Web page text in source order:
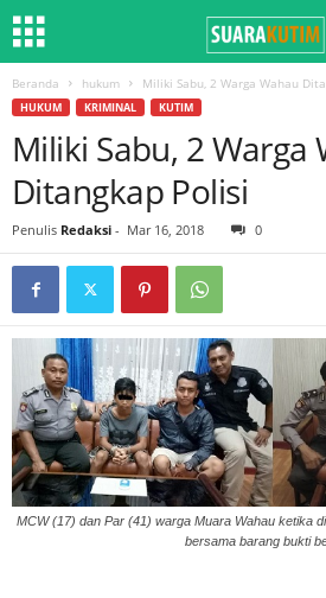
Beranda hukum Miliki Sabu, 2 Warga Wahau
HUKUM KRIMINAL KUTIM
Miliki Sabu, 2 Warga
Ditangkap Polisi
Penulis Redaksi - Mar 16, 2018 0
MCW (17) dan Par (41) warga Muara Wahau ketika
bersama barang bukti